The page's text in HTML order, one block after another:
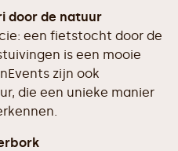
door de natuur
een fietstocht door de
is een mooie
zijn ook
die een unieke manier